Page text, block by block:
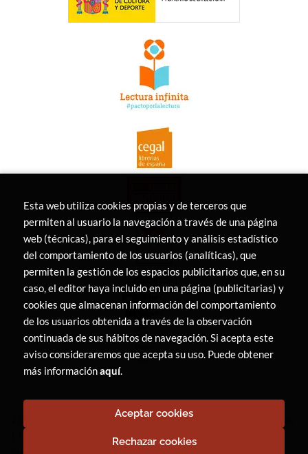
LIBRERÍA CANAIMA. Todos los Derechos Reservados
Esta web utiliza cookies propias y de terceros que
permiten al usuario la navegación a través de una página
web (técnicas), para el seguimiento y análisis estadístico
del comportamiento de los usuarios (analíticas), que
permiten la gestión de los espacios publicitarios que, en su
caso, el editor haya incluido en una página (publicitarias) y
cookies que almacenan información del comportamiento
de los usuarios obtenida a través de la observación
continuada de sus hábitos de navegación. Si acepta este
aviso consideraremos que acepta su uso. Puede obtener
más informaciónaquí.
Rechazar cookies
Aceptar cookies